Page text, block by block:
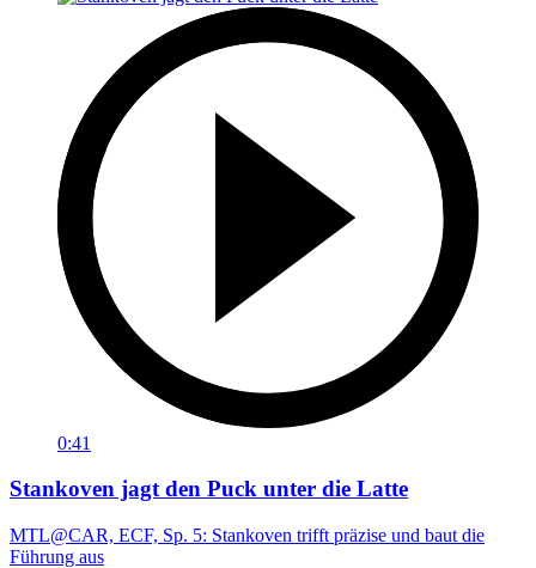
0:41
Stankoven jagt den Puck unter die Latte
MTL@CAR, ECF, Sp. 5: Stankoven trifft präzise und baut die
Führung aus